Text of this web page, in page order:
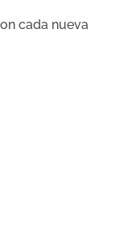
cada nueva